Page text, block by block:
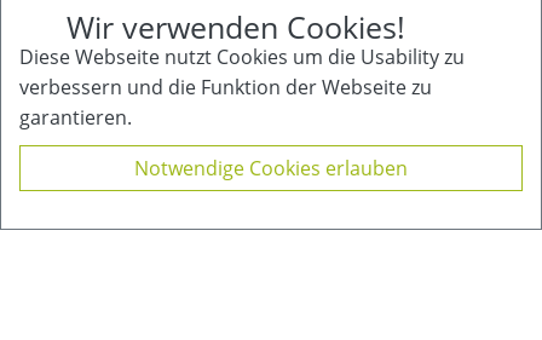
Datenschutz
Gotenstr. 12
10829 Berlin
+49 157 52 11 12 31
buero@kinderpflegenetzwerk.de
Kinder Pflege Netzwerk
für Familien mit chronisch kranken, behinderten
Wir verwenden Cookies!
Diese Webseite nutzt Cookies um die Usability zu
verbessern und die Funktion der Webseite zu
garantieren.
Notwendige Cookies erlauben